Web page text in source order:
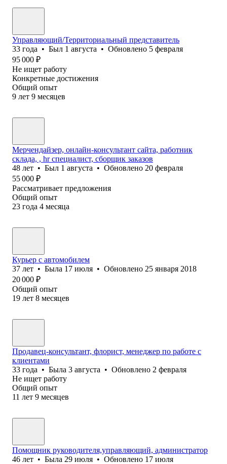
Управляющий/Территориальный представитель
33 года • Был 1 августа • Обновлено 5 февраля
95 000 ₽
Не ищет работу
Конкретные достижения
Общий опыт
9 лет 9 месяцев
Мерчендайзер, онлайн-консультант сайта, работник
склада, , hr специалист, сборщик заказов
48 лет • Был 1 августа • Обновлено 20 февраля
55 000 ₽
Рассматривает предложения
Общий опыт
23 года 4 месяца
Курьер с автомобилем
37 лет • Была 17 июля • Обновлено 25 января 2018
20 000 ₽
Общий опыт
19 лет 8 месяцев
Продавец-консультант, флорист, менеджер по работе с
клиентами
33 года • Была 3 августа • Обновлено 2 февраля
Не ищет работу
Общий опыт
11 лет 9 месяцев
Помощник руководителя,управляющий, администратор
46 лет • Была 29 июля • Обновлено 17 июля